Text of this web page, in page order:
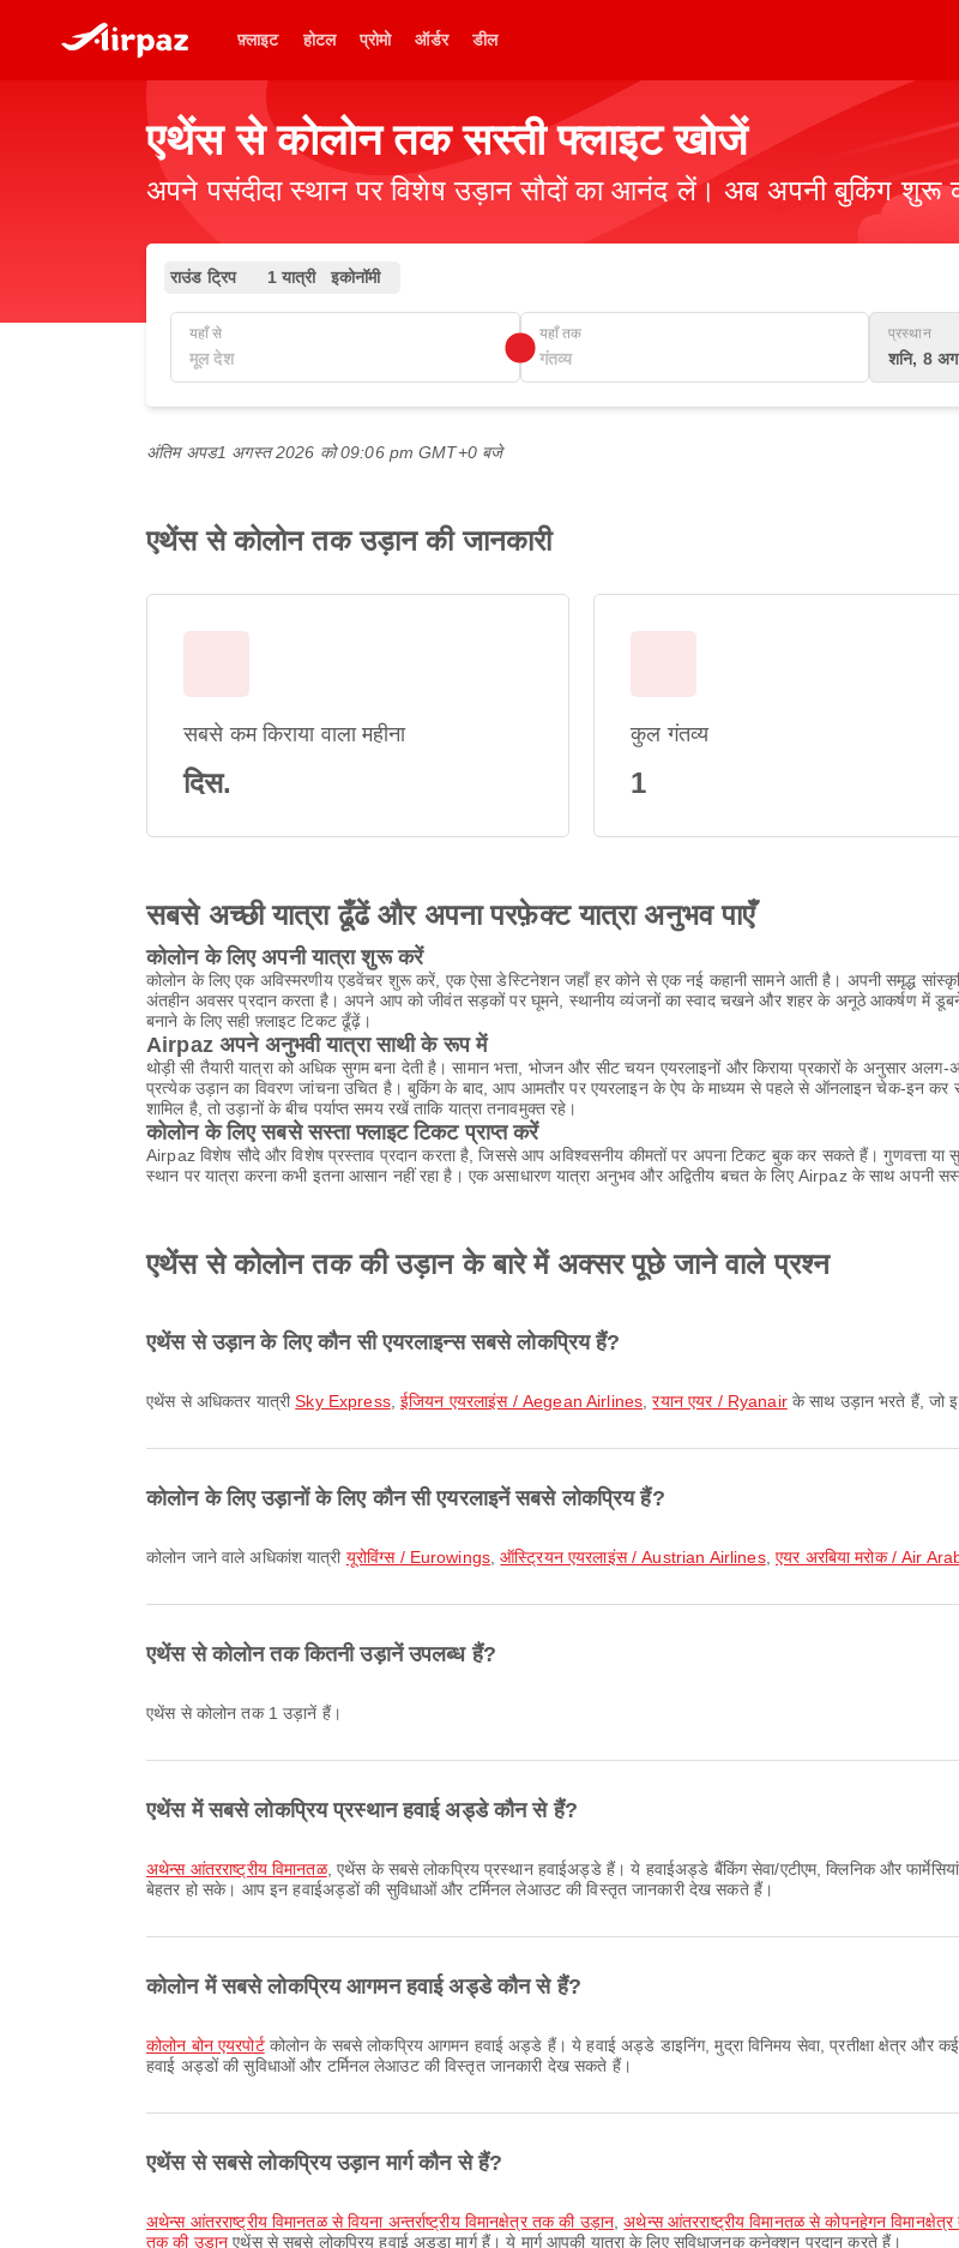
फ़्लाइट होटल प्रोमो ऑर्डर डील
एथेंस से कोलोन तक सस्ती फ्लाइट खोजें
अपने पसंदीदा स्थान पर विशेष उड़ान सौदों का आनंद लें। अब अपनी बुकिंग शुरू
राउंड ट्रिप 1 यात्री इकोनॉमी
यहाँ से यहाँ तक प्रस्थान
शनि, 8
अंतिम अपड1 अगस्त 2026 को 09:06 pm GMT+0 बजे
एथेंस से कोलोन तक उड़ान की जानकारी
सबसे कम किराया वाला महीना
दिस.
कुल गंतव्य
1
सबसे अच्छी यात्रा ढूँढें और अपना परफ़ेक्ट यात्रा अनुभव पाएँ
कोलोन के लिए अपनी यात्रा शुरू करें
कोलोन के लिए एक अविस्मरणीय एडवेंचर शुरू करें, एक ऐसा डेस्टिनेशन जहाँ हर कोने से एक नई कहानी सामने आती है। अपनी समृद्ध
अंतहीन अवसर प्रदान करता है। अपने आप को जीवंत सड़कों पर घूमने, स्थानीय व्यंजनों का स्वाद चखने और शहर के अनूठे आकर्षण में
बनाने के लिए सही फ़्लाइट टिकट ढूँढ़ें।
Airpaz अपने अनुभवी यात्रा साथी के रूप में
थोड़ी सी तैयारी यात्रा को अधिक सुगम बना देती है। सामान भत्ता, भोजन और सीट चयन एयरलाइनों और किराया प्रकारों के अनुसार
प्रत्येक उड़ान का विवरण जांचना उचित है। बुकिंग के बाद, आप आमतौर पर एयरलाइन के ऐप के माध्यम से पहले से ऑनलाइन चेक-इन
शामिल है, तो उड़ानों के बीच पर्याप्त समय रखें ताकि यात्रा तनावमुक्त रहे।
कोलोन के लिए सबसे सस्ता फ्लाइट टिकट प्राप्त करें
Airpaz विशेष सौदे और विशेष प्रस्ताव प्रदान करता है, जिससे आप अविश्वसनीय कीमतों पर अपना टिकट बुक कर सकते हैं। गुणवत्ता या
स्थान पर यात्रा करना कभी इतना आसान नहीं रहा है। एक असाधारण यात्रा अनुभव और अद्वितीय बचत के लिए Airpaz के साथ अपनी
एथेंस से कोलोन तक की उड़ान के बारे में अक्सर पूछे जाने वाले प्रश्न
एथेंस से उड़ान के लिए कौन सी एयरलाइन्स सबसे लोकप्रिय हैं?
एथेंस से अधिकतर यात्रीSky Express,ईजियन एयरलाइंस / Aegean Airlines ,रयान एयर / Ryanairके साथ उड़ान भरते हैं, जो
कोलोन के लिए उड़ानों के लिए कौन सी एयरलाइनें सबसे लोकप्रिय हैं?
कोलोन जाने वाले अधिकांश यात्री यूरोविंग्स / Eurowings ,ऑस्ट्रियन एयरलाइंस / Austrian Airlines, एयर अरबिया मरोक / Air
एथेंस से कोलोन तक कितनी उड़ानें उपलब्ध हैं?
एथेंस से कोलोन तक 1 उड़ानें हैं।
एथेंस में सबसे लोकप्रिय प्रस्थान हवाई अड्डे कौन से हैं?
अथेन्स आंतरराष्ट्रीय विमानतळ, एथेंस के सबसे लोकप्रिय प्रस्थान हवाईअड्डे हैं। ये हवाईअड्डे बैंकिंग सेवा/एटीएम, क्लिनिक और
बेहतर हो सके। आप इन हवाईअड्डों की सुविधाओं और टर्मिनल लेआउट की विस्तृत जानकारी देख सकते हैं।
कोलोन में सबसे लोकप्रिय आगमन हवाई अड्डे कौन से हैं?
कोलोन बोन एयरपोर्टकोलोन के सबसे लोकप्रिय आगमन हवाई अड्डे हैं। ये हवाई अड्डे डाइनिंग, मुद्रा विनिमय सेवा, प्रतीक्षा क्षेत्र और
हवाई अड्डों की सुविधाओं और टर्मिनल लेआउट की विस्तृत जानकारी देख सकते हैं।
एथेंस से सबसे लोकप्रिय उड़ान मार्ग कौन से हैं?
अथेन्स आंतरराष्ट्रीय विमानतळ से वियना अन्तर्राष्ट्रीय विमानक्षेत्र तक की उड़ान ,अथेन्स आंतरराष्ट्रीय विमानतळ से कोपनहेगन
तक की उड़ान एथेंस से सबसे लोकप्रिय हवाई अड्डा मार्ग हैं। ये मार्ग आपकी यात्रा के लिए सुविधाजनक कनेक्शन प्रदान करते हैं।